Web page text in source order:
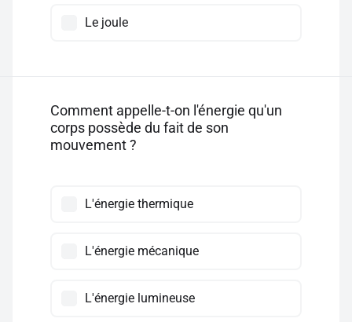
Le joule
Comment appelle-t-on l'énergie qu'un
corps possède du fait de son
mouvement ?
L'énergie thermique
L'énergie mécanique
L'énergie lumineuse